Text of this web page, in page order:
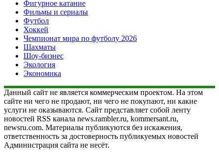
Фигурное катание
Фильмы и сериалы
Футбол
Хоккей
Чемпионат мира по футболу 2026
Шахматы
Шоу-бизнес
Экология
Экономика
Данный сайт не является коммерческим проектом. На этом
сайте ни чего не продают, ни чего не покупают, ни какие
услуги не оказываются. Сайт представляет собой ленту
новостей RSS канала news.rambler.ru, kommersant.ru,
newsru.com. Материалы публикуются без искажения,
ответственность за достоверность публикуемых новостей
Администрация сайта не несёт.